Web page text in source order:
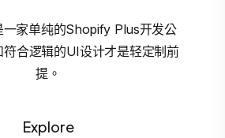
一家单纯的Shopify Plus开发公
符合逻辑的UI设计才是轻定制前
提。
Explore